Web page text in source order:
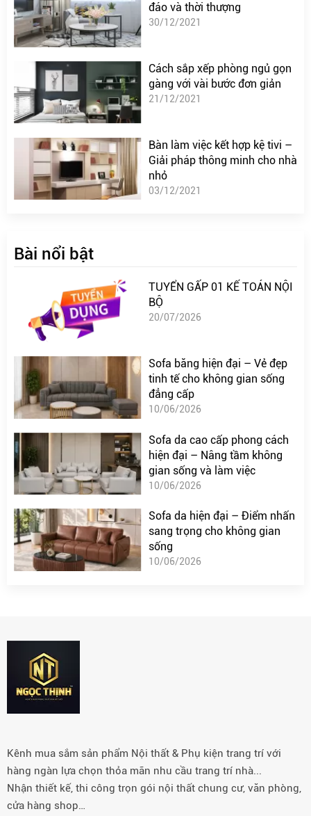
đáo và thời thượng
30/12/2021
Cách sắp xếp phòng ngủ gọn
gàng với vài bước đơn giản
21/12/2021
Bàn làm việc kết hợp kệ tivi –
Giải pháp thông minh cho nhà
nhỏ
03/12/2021
Bài nổi bật
TUYỂN GẤP 01 KẾ TOÁN NỘI
BỘ
20/07/2026
Sofa băng hiện đại – Vẻ đẹp
tinh tế cho không gian sống
đẳng cấp
10/06/2026
Sofa da cao cấp phong cách
hiện đại – Nâng tầm không
gian sống và làm việc
10/06/2026
Sofa da hiện đại – Điểm nhấn
sang trọng cho không gian
sống
10/06/2026
Kênh mua sắm sản phẩm Nội thất & Phụ kiện trang trí với
hàng ngàn lựa chọn thỏa mãn nhu cầu trang trí nhà...
Nhận thiết kế, thi công trọn gói nội thất chung cư, văn phòng,
cửa hàng shop…